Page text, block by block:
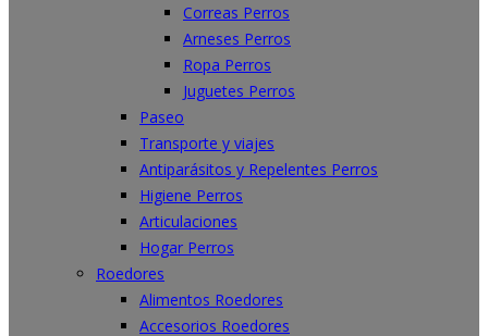
Correas Perros
Arneses Perros
Ropa Perros
Juguetes Perros
Paseo
Transporte y viajes
Antiparásitos y Repelentes Perros
Higiene Perros
Articulaciones
Hogar Perros
Roedores
Alimentos Roedores
Accesorios Roedores